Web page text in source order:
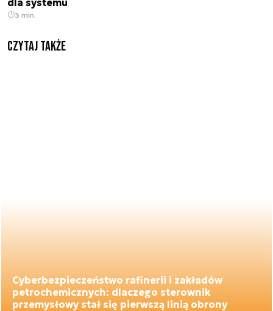
3 min.
Czytaj także
Cyberbezpieczeństwo rafinerii i zakładów
petrochemicznych: dlaczego sterownik
przemysłowy stał się pierwszą linią obrony